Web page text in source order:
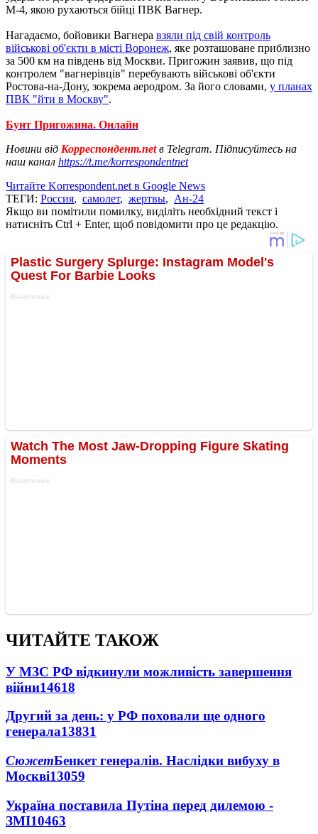
М-4, якою рухаються бійці ПВК Вагнер.
Нагадаємо, бойовики Вагнера взяли під свій контроль
військові об'єкти в місті Воронеж, яке розташоване приблизно
за 500 км на південь від Москви. Пригожин заявив, що під
контролем "вагнерівців" перебувають військові об'єкти
Ростова-на-Дону, зокрема аеродром. За його словами, у планах
ПВК "йти в Москву".
Бунт Пригожина. Онлайн
Новини від Корреспондент.netв Telegram. Підписуйтесь на
наш канал https://t.me/korrespondentnet
Читайте Korrespondent.net в Google News
ТЕГИ: Россия, самолет, жертвы, Ан-24
Якщо ви помітили помилку, виділіть необхідний текст і
натисніть Ctrl + Enter, щоб повідомити про це редакцію.
ЧИТАЙТЕ ТАКОЖ
У МЗС РФ відкинули можливість завершення
війни14618
Другий за день: у РФ поховали ще одного
генерала13831
СюжетБенкет генералів. Наслідки вибуху в
Москві13059
Україна поставила Путіна перед дилемою -
ЗМІ10463